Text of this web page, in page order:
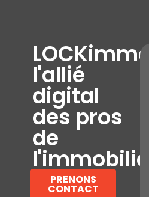
LOCKimmo,
l'allié
digital
des pros
de
l'immobilier
PRENONS
CONTACT